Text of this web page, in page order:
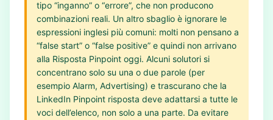
tipo “inganno” o “errore”, che non producono
combinazioni reali. Un altro sbaglio è ignorare le
espressioni inglesi più comuni: molti non pensano a
“false start” o “false positive” e quindi non arrivano
alla Risposta Pinpoint oggi. Alcuni solutori si
concentrano solo su una o due parole (per
esempio Alarm, Advertising) e trascurano che la
LinkedIn Pinpoint risposta deve adattarsi a tutte le
voci dell’elenco, non solo a una parte. Da evitare